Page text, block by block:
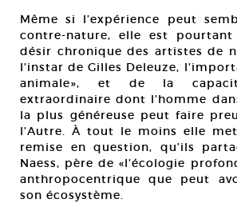
Même si l’expérience peut
contre-nature, elle est pourtant
désir chronique des artistes de
l’instar de Gilles Deleuze,
animale», et de la
extraordinaire dont l’homme
la plus généreuse peut faire
l’Autre. À tout le moins elle
remise en question, qu’ils
Naess, père de «l’écologie
anthropocentrique que peut
son écosystème.